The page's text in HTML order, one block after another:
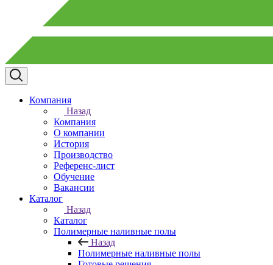
Компания
Назад
Компания
О компании
История
Производство
Референс-лист
Обучение
Вакансии
Каталог
Назад
Каталог
Полимерные наливные полы
Назад
Полимерные наливные полы